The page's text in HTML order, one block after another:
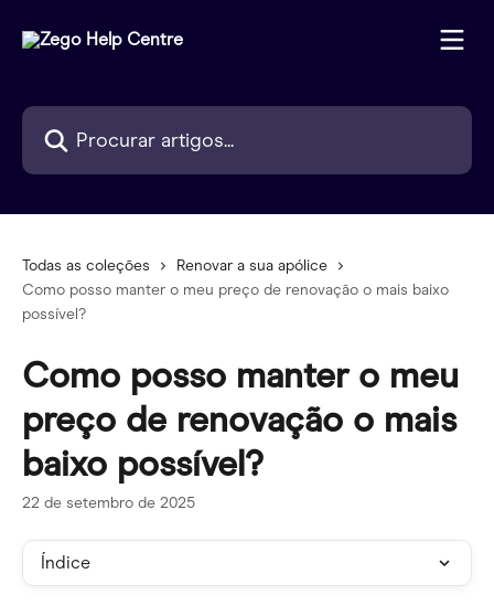
Procurar artigos...
Todas as coleções
Renovar a sua apólice
Como posso manter o meu preço de renovação o mais baixo
possível?
Como posso manter o meu
preço de renovação o mais
baixo possível?
22 de setembro de 2025
Índice